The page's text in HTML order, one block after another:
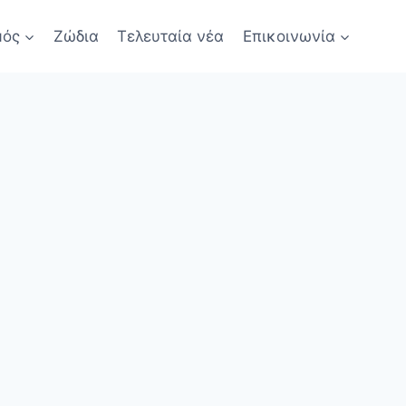
Ζώδια Τελευταία νέα Επικοινωνία